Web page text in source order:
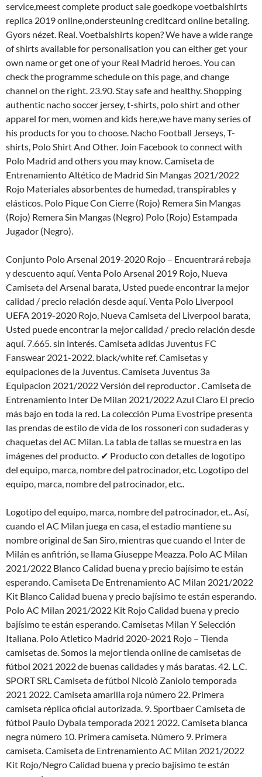
service,meest complete product sale goedkope voetbalshirts
replica 2019 online,ondersteuning creditcard online betaling.
Gyors nézet. Real. Voetbalshirts kopen? We have a wide range
of shirts available for personalisation you can either get your
own name or get one of your Real Madrid heroes. You can
check the programme schedule on this page, and change
channel on the right. 23.90. Stay safe and healthy. Shopping
authentic nacho soccer jersey, t-shirts, polo shirt and other
apparel for men, women and kids here,we have many series of
his products for you to choose. Nacho Football Jerseys, T-
shirts, Polo Shirt And Other. Join Facebook to connect with
Polo Madrid and others you may know. Camiseta de
Entrenamiento Altético de Madrid Sin Mangas 2021/2022
Rojo Materiales absorbentes de humedad, transpirables y
elásticos. Polo Pique Con Cierre (Rojo) Remera Sin Mangas
(Rojo) Remera Sin Mangas (Negro) Polo (Rojo) Estampada
Jugador (Negro).
Conjunto Polo Arsenal 2019-2020 Rojo – Encuentrará rebaja
y descuento aquí. Venta Polo Arsenal 2019 Rojo, Nueva
Camiseta del Arsenal barata, Usted puede encontrar la mejor
calidad / precio relación desde aquí. Venta Polo Liverpool
UEFA 2019-2020 Rojo, Nueva Camiseta del Liverpool barata,
Usted puede encontrar la mejor calidad / precio relación desde
aquí. 7.665. sin interés. Camiseta adidas Juventus FC
Fanswear 2021-2022. black/white ref. Camisetas y
equipaciones de la Juventus. Camiseta Juventus 3a
Equipacion 2021/2022 Versión del reproductor . Camiseta de
Entrenamiento Inter De Milan 2021/2022 Azul Claro El precio
más bajo en toda la red. La colección Puma Evostripe presenta
las prendas de estilo de vida de los rossoneri con sudaderas y
chaquetas del AC Milan. La tabla de tallas se muestra en las
imágenes del producto. ✔ Producto con detalles de logotipo
del equipo, marca, nombre del patrocinador, etc. Logotipo del
equipo, marca, nombre del patrocinador, etc..
Logotipo del equipo, marca, nombre del patrocinador, et.. Así,
cuando el AC Milan juega en casa, el estadio mantiene su
nombre original de San Siro, mientras que cuando el Inter de
Milán es anfitrión, se llama Giuseppe Meazza. Polo AC Milan
2021/2022 Blanco Calidad buena y precio bajísimo te están
esperando. Camiseta De Entrenamiento AC Milan 2021/2022
Kit Blanco Calidad buena y precio bajísimo te están esperando.
Polo AC Milan 2021/2022 Kit Rojo Calidad buena y precio
bajísimo te están esperando. Camisetas Milan Y Selección
Italiana. Polo Atletico Madrid 2020-2021 Rojo – Tienda
camisetas de. Somos la mejor tienda online de camisetas de
fútbol 2021 2022 de buenas calidades y más baratas. 42. L.C.
SPORT SRL Camiseta de fútbol Nicolò Zaniolo temporada
2021 2022. Camiseta amarilla roja número 22. Primera
camiseta réplica oficial autorizada. 9. Sportbaer Camiseta de
fútbol Paulo Dybala temporada 2021 2022. Camiseta blanca
negra número 10. Primera camiseta. Número 9. Primera
camiseta. Camiseta de Entrenamiento AC Milan 2021/2022
Kit Rojo/Negro Calidad buena y precio bajísimo te están